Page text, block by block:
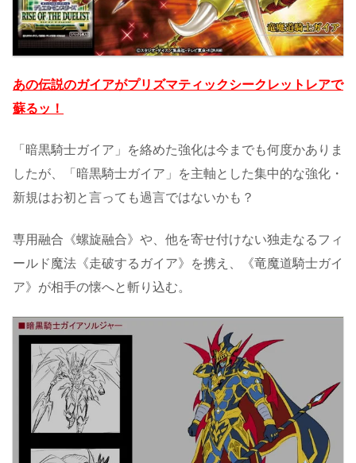
あの伝説のガイアがプリズマティックシークレットレアで
蘇るッ！
「暗黒騎士ガイア」を絡めた強化は今までも何度かありま
したが、「暗黒騎士ガイア」を主軸とした集中的な強化・
新規はお初と言っても過言ではないかも？
専用融合《螺旋融合》や、他を寄せ付けない独走なるフィ
ールド魔法《走破するガイア》を携え、《竜魔道騎士ガイ
ア》が相手の懐へと斬り込む。